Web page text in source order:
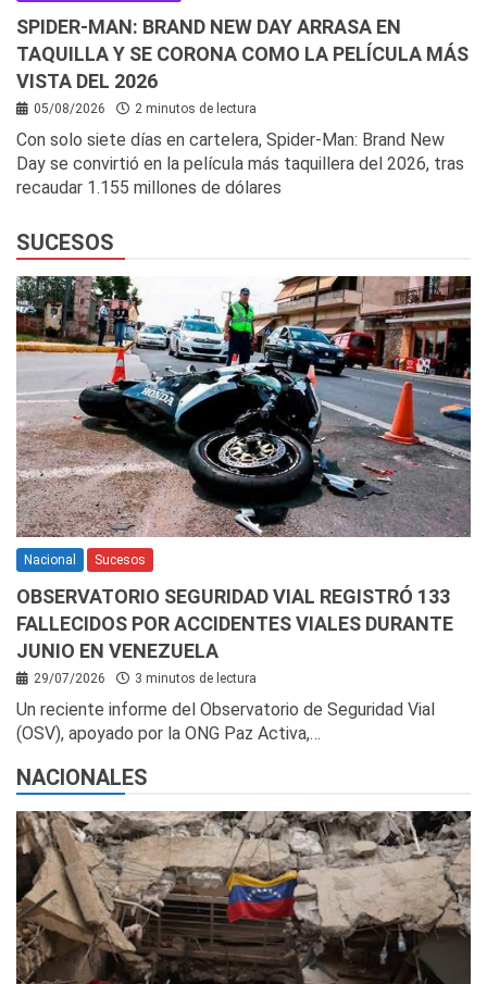
SPIDER-MAN: BRAND NEW DAY ARRASA EN
TAQUILLA Y SE CORONA COMO LA PELÍCULA MÁS
VISTA DEL 2026
05/08/2026 2 minutos de lectura
Con solo siete días en cartelera, Spider-Man: Brand New
Day se convirtió en la película más taquillera del 2026, tras
recaudar 1.155 millones de dólares
SUCESOS
Nacional Sucesos
OBSERVATORIO SEGURIDAD VIAL REGISTRÓ 133
FALLECIDOS POR ACCIDENTES VIALES DURANTE
JUNIO EN VENEZUELA
29/07/2026 3 minutos de lectura
Un reciente informe del Observatorio de Seguridad Vial
(OSV), apoyado por la ONG Paz Activa,…
NACIONALES